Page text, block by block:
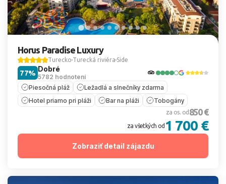
Horus Paradise Luxury
Turecko Turecká riviéra Side
Dobré
5782 hodnotení
77%
Piesočná pláž
Ležadlá a slnečníky zdarma
Hotel priamo pri pláži
Bar na pláži Tobogány
za os. od 850 €
za všetkých od 1 700 €
Zobraziť detail zájazdu